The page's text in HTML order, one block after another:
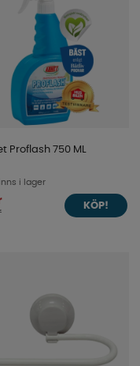
Proflash 750 ML
i lager
KÖP!